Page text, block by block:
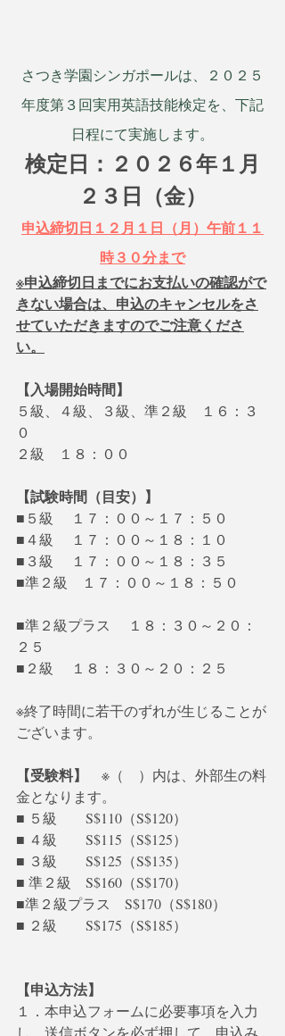
さつき学園シンガポールは、２０２５
年度第３回実用英語技能検定を、下記
日程にて実施します。
検定日：２０２６年１月
２３日（金）
申込締切日１２月１日（月）午前１１
時３０分まで
※申込締切日までにお支払いの確認がで
きない場合は、申込のキャンセルをさ
せていただきますのでご注意くださ
い。
【入場開始時間】
５級、４級、３級、準２級　１６：３
０
２級　１８：００
【試験時間（目安）】
■５級　 １７：００～１７：５０
■４級　 １７：００～１８：１０
■３級　 １７：００～１８：３５
■準２級　１７：００～１８：５０
■準２級プラス　 １８：３０～２０：
２５
■２級　 １８：３０～２０：２５
※終了時間に若干のずれが生じることが
ございます。
【受験料】
※（　）内は、外部生の料
金となります。
■ ５級　　S$110（S$120）
■ ４級　　S$115（S$125）
■ ３級　　S$125（S$135）
■ 準２級　S$160（S$170）
■準２級プラス　S$170（S$180）
■ ２級　　S$175（S$185）
【申込方法】
１．本申込フォームに必要事項を入力